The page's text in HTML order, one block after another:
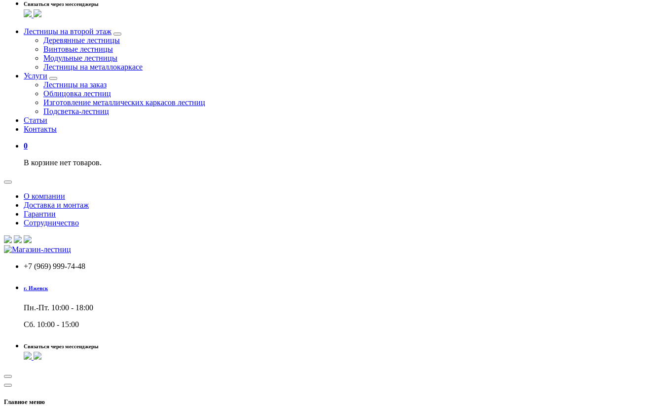
Связаться через мессенджеры
Лестницы на второй этаж
Деревянные лестницы
Винтовые лестницы
Модульные лестницы
Лестницы на металлокаркасе
Услуги
Лестницы на заказ
Облицовка лестниц
Изготовление металлических каркасов лестниц
Подсветка-лестниц
Статьи
Контакты
0
В корзине нет товаров.
О компании
Доставка и монтаж
Гарантии
Сотрудничество
+7 (969) 999-74-48
г. Ижевск
Пн.-Пт. 10:00 - 18:00
Сб. 10:00 - 15:00
Связаться через мессенджеры
Главное меню